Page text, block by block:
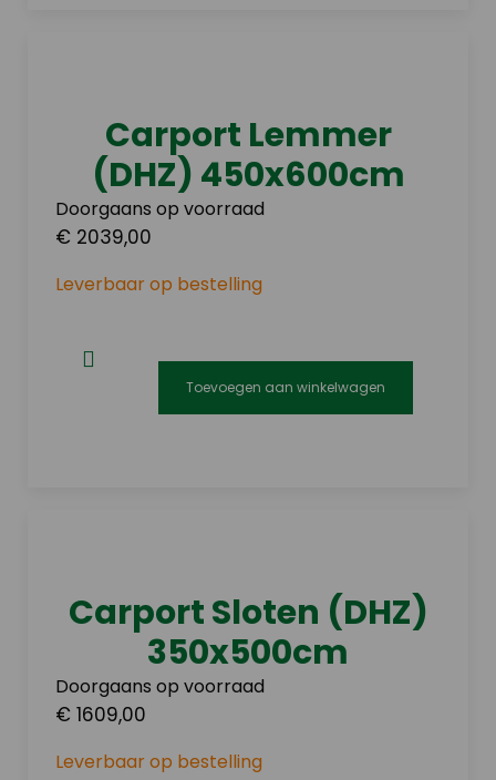
Carport Lemmer
(DHZ) 450x600cm
Doorgaans op voorraad
€ 2039,00
Leverbaar op bestelling
Toevoegen aan winkelwagen
Carport Sloten (DHZ)
350x500cm
Doorgaans op voorraad
€ 1609,00
Leverbaar op bestelling